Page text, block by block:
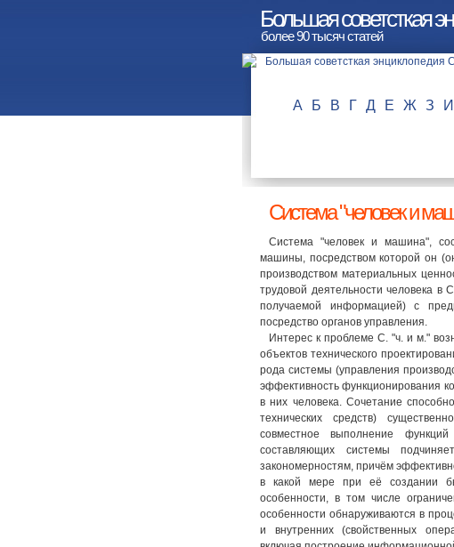
Большая советсткая
более 90 тысяч статей
А Б В Г Д Е Ж З И
Система "человек и
Система "человек и машина",
машины, посредством которой он
производством материальных
трудовой деятельности человека в
получаемой информацией) с
посредство органов управления.
Интерес к проблеме С. "ч. и м."
объектов технического
рода системы (управления
эффективность функционирования
в них человека. Сочетание
технических средств)
совместное выполнение
составляющих системы
закономерностям, причём
в какой мере при её создании
особенности, в том числе
особенности обнаруживаются в
и внутренних (свойственных